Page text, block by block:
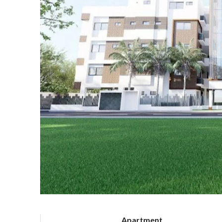
Apartment